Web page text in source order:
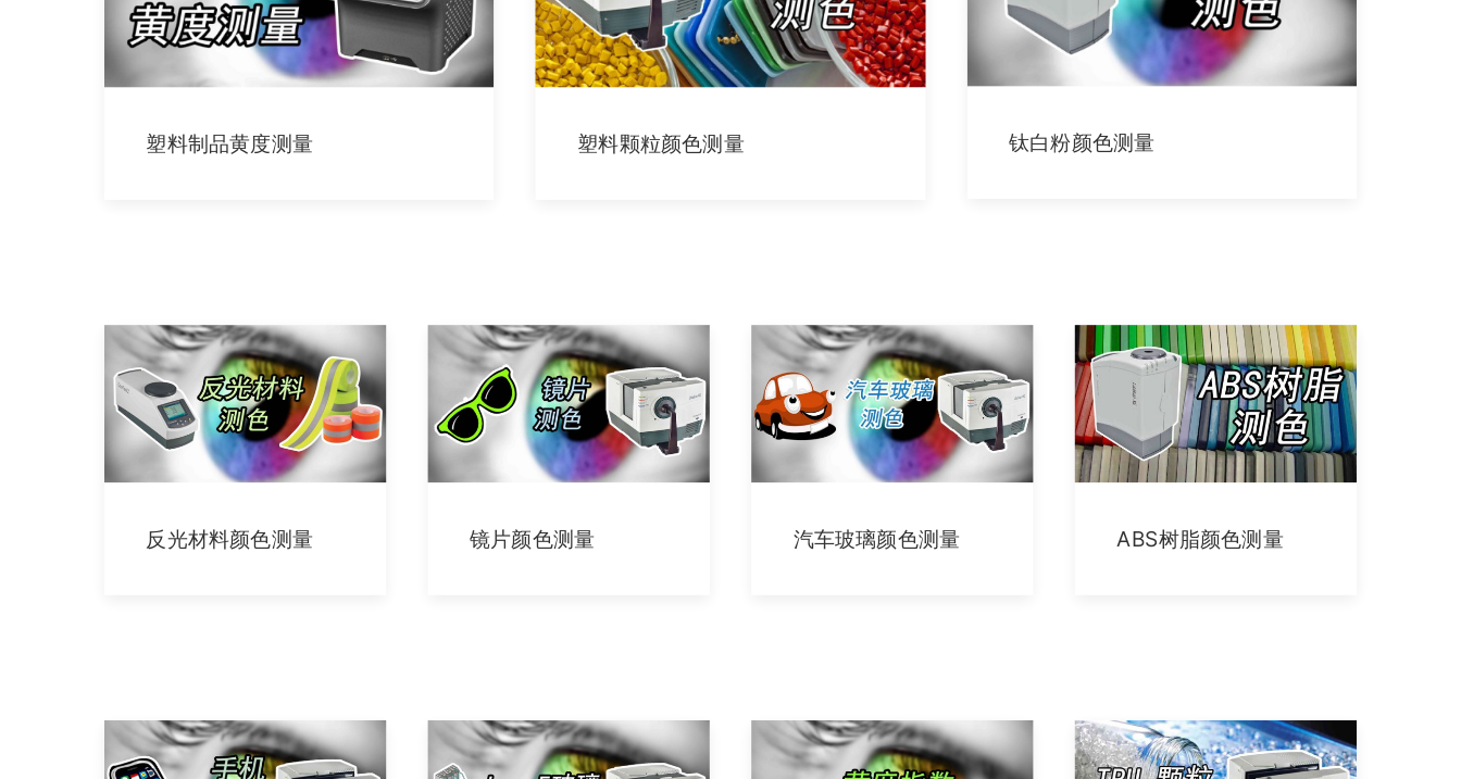
塑料制品黄度测量 塑料颗粒颜色测量 钛白粉颜色测量
反光材料颜色测量 镜片颜色测量 汽车玻璃颜色测量 ABS树脂颜色测量